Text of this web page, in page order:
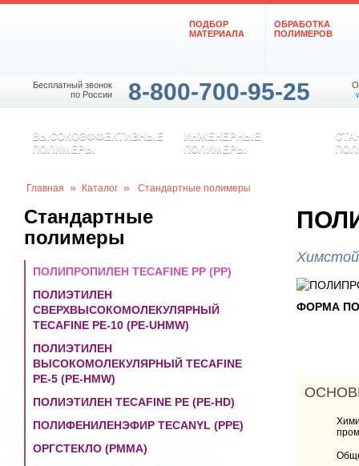
ПОДБОР
МАТЕРИАЛА
ОБРАБОТКА
ПОЛИМЕРОВ
Бесплатный звонок
по России
8-800-700-95-25
ВЫСОКОЭФФЕКТИВНЫЕ
ПОЛИМЕРЫ
ИНЖЕНЕРНЫЕ
ПОЛИМЕРЫ
Главная » Каталог » Стандартные полимеры
Стандартные
полимеры
ПОЛИПРОПИЛЕН TECAFINE PP (PP)
ПОЛИЭТИЛЕН
СВЕРХВЫСОКОМОЛЕКУЛЯРНЫЙ
TECAFINE PE-10 (PE-UHMW)
ПОЛИЭТИЛЕН
ВЫСОКОМОЛЕКУЛЯРНЫЙ TECAFINE
PE-5 (PE-HMW)
ПОЛИЭТИЛЕН TECAFINE PE (PE-HD)
ПОЛИФЕНИЛЕНЭФИР TECANYL (PPE)
ОРГСТЕКЛО (PMMA)
ФОРМА